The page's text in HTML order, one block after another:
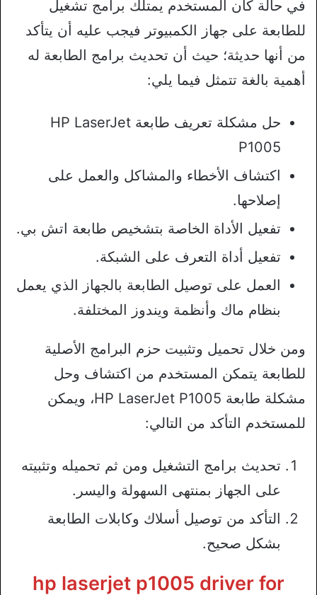
في حالة كان المستخدم يمتلك برامج تشغيل
للطابعة على جهاز الكمبيوتر فيجب عليه أن يتأكد
من أنها حديثة؛ حيث أن تحديث برامج الطابعة له
أهمية بالغة تتمثل فيما يلي:
حل مشكلة تعريف طابعة HP LaserJet
P1005
اكتشاف الأخطاء والمشاكل والعمل على
إصلاحها.
تفعيل الأداة الخاصة بتشخيص طابعة اتش بي.
تفعيل أداة التعرف على الشبكة.
العمل على توصيل الطابعة بالجهاز الذي يعمل
بنظام ماك وأنظمة ويندوز المختلفة.
ومن خلال تحميل وتثبيت حزم البرامج الأصلية
للطابعة يتمكن المستخدم من اكتشاف وحل
مشكلة طابعة HP LaserJet P1005، ويمكن
للمستخدم التأكد من التالي:
تحديث برامج التشغيل ومن ثم تحميله وتثبيته
على الجهاز بمنتهى السهولة واليسر.
التأكد من توصيل أسلاك وكابلات الطابعة
بشكل صحيح.
hp laserjet p1005 driver for